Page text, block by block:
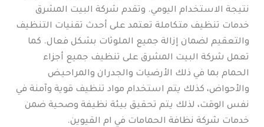
نتيجة الاستخدام اليومي. وتقدم شركة البيت المشرق
خدمات تنظيف متكاملة تعتمد على أحدث تقنيات التنظيف
والتعقيم لضمان إزالة جميع الملوثات بشكل فعال. كما
تعمل شركة البيت المشرق على تنظيف جميع أجزاء
الحمام بما في ذلك الأرضيات والجدران والمراحيض
والأحواض، كذلك يتم استخدام مواد تنظيف قوية وآمنة في
نفس الوقت، لذلك يتم تحقيق بيئة نظيفة وصحية ضمن
خدمات شركة نظافة الحمامات في ام القيوين.